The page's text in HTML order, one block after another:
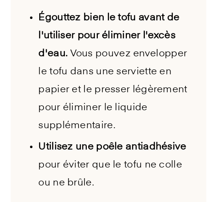
Égouttez bien le tofu avant de
l'utiliser pour éliminer l'excès
d'eau. Vous pouvez envelopper
le tofu dans une serviette en
papier et le presser légèrement
pour éliminer le liquide
supplémentaire.
Utilisez une poêle antiadhésive
pour éviter que le tofu ne colle
ou ne brûle.